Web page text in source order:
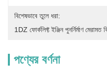
বিশেষভাবে তুলে ধরা:
1DZ ফোর্কলিফ্ট ইঞ্জিন পুনর্নির্মাণ মেরামত
পণ্যের বর্ণনা